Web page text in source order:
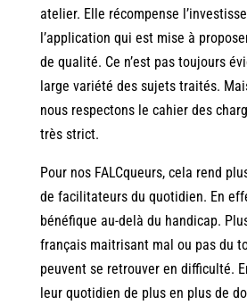
atelier. Elle récompense
l’application qui est mise à
de qualité. Ce n’est pas toujours
large variété des sujets traités.
nous respectons le cahier des
très strict.
Pour nos FALCqueurs, cela rend
de facilitateurs du quotidien. En
bénéfique au-delà du handicap.
français maitrisant mal ou pas du
peuvent se retrouver en difficulté.
leur quotidien de plus en plus de